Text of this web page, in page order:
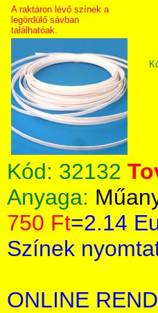
A raktáron lévő színek a
legördülő sávban
találhatóak.
Kód: 32132
Anyaga:
750 Ft=2.14
Színek
ONLINE